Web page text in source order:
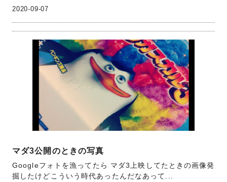
2020-09-07
マダ3公開のときの写真
Googleフォトを漁ってたら マダ3上映してたときの画像発
掘したけどこういう時代あったんだなあって...